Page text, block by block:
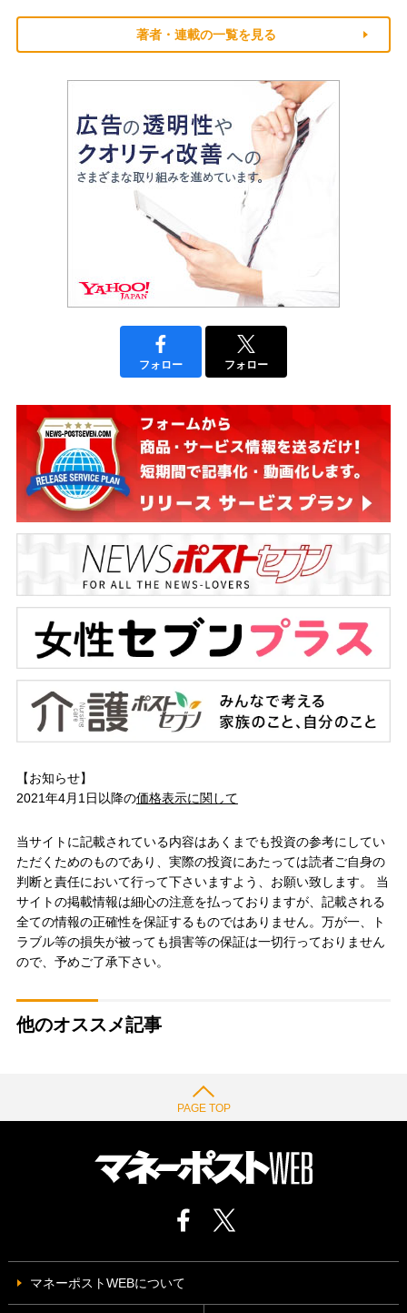
著者・連載の一覧を見る
フォロー フォロー
【お知らせ】
2021年4月1日以降の価格表示に関して
当サイトに記載されている内容はあくまでも投資の参考にしてい
ただくためのものであり、実際の投資にあたっては読者ご自身の
判断と責任において行って下さいますよう、お願い致します。 当
サイトの掲載情報は細心の注意を払っておりますが、記載される
全ての情報の正確性を保証するものではありません。万が一、ト
ラブル等の損失が被っても損害等の保証は一切行っておりません
ので、予めご了承下さい。
他のオススメ記事
PAGE TOP
マネーポストWEBについて